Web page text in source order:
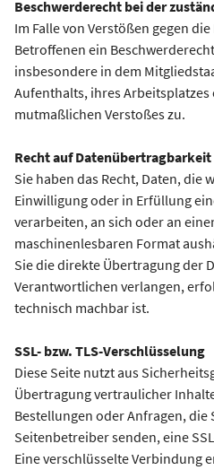
Beschwerderecht bei der
Im Falle von Verstößen gegen die
Betroffenen ein
insbesondere in dem
Aufenthalts, ihres Arbeitsplatzes
mutmaßlichen Verstoßes zu.
Recht auf Datenübertragbarkeit
Sie haben das Recht, Daten, die
Einwilligung oder in Erfüllung
verarbeiten, an sich oder an
maschinenlesbaren Format
Sie die direkte Übertragung der
Verantwortlichen verlangen,
technisch machbar ist.
SSL- bzw. TLS-Verschlüsselung
Diese Seite nutzt aus
Übertragung vertraulicher
Bestellungen oder Anfragen, die
Seitenbetreiber senden, eine
Eine verschlüsselte Verbindung